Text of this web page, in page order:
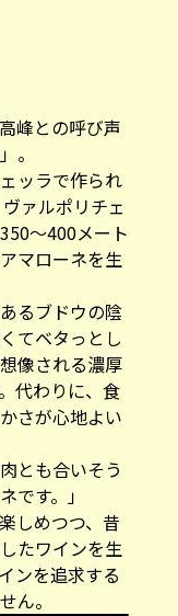
峰との呼び声
。
ッラで作られ
ァルポリチェ
〜400メート
マローネを生
るブドウの陰
てベタっとし
像される濃厚
代わりに、食
さが心地よい
とも合いそう
です。」
しめつつ、昔
たワインを生
ンを追求する
ん。